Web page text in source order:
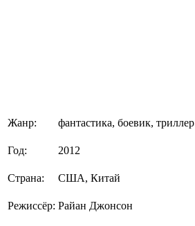
Жанр: фантастика, боевик, триллер
Год: 2012
Страна: США, Китай
Режиссёр: Райан Джонсон